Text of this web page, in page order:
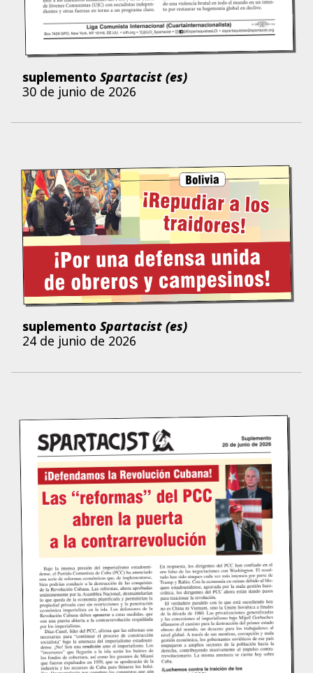
suplemento Spartacist (es)
30 de junio de 2026
suplemento Spartacist (es)
24 de junio de 2026